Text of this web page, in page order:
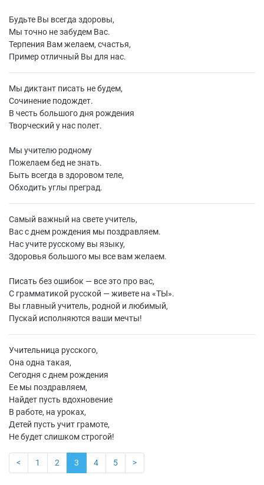
Будьте Вы всегда здоровы,
Мы точно не забудем Вас.
Терпения Вам желаем, счастья,
Пример отличный Вы для нас.
Мы диктант писать не будем,
Сочинение подождет.
В честь большого дня рождения
Творческий у нас полет.
Мы учителю родному
Пожелаем бед не знать.
Быть всегда в здоровом теле,
Обходить углы преград.
Самый важный на свете учитель,
Вас с днем рождения мы поздравляем.
Нас учите русскому вы языку,
Здоровья большого мы все вам желаем.
Писать без ошибок — все это про вас,
С грамматикой русской — живете на «ТЫ».
Вы главный учитель, родной и любимый,
Пускай исполняются ваши мечты!
Учительница русского,
Она одна такая,
Сегодня с днем рождения
Ее мы поздравляем,
Найдет пусть вдохновение
В работе, на уроках,
Детей пусть учит грамоте,
Не будет слишком строгой!
< 1 2 3 4 5 >